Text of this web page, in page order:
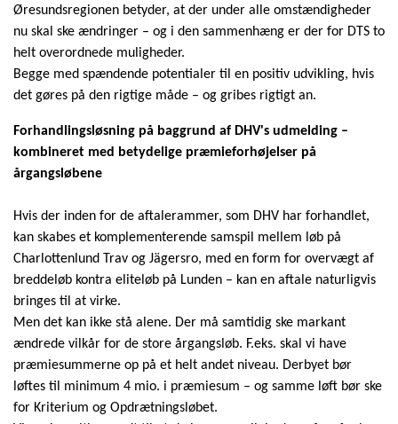
Øresundsregionen betyder, at der under alle omstændigheder
nu skal ske ændringer – og i den sammenhæng er der for DTS to
helt overordnede muligheder.
Begge med spændende potentialer til en positiv udvikling, hvis
det gøres på den rigtige måde – og gribes rigtigt an.
Forhandlingsløsning på baggrund af DHV's udmelding –
kombineret med betydelige præmieforhøjelser på
årgangsløbene
Hvis der inden for de aftalerammer, som DHV har forhandlet,
kan skabes et komplementerende samspil mellem løb på
Charlottenlund Trav og Jägersro, med en form for overvægt af
breddeløb kontra eliteløb på Lunden – kan en aftale naturligvis
bringes til at virke.
Men det kan ikke stå alene. Der må samtidig ske markant
ændrede vilkår for de store årgangsløb. F.eks. skal vi have
præmiesummerne op på et helt andet niveau. Derbyet bør
løftes til minimum 4 mio. i præmiesum – og samme løft bør ske
for Kriterium og Opdrætningsløbet.